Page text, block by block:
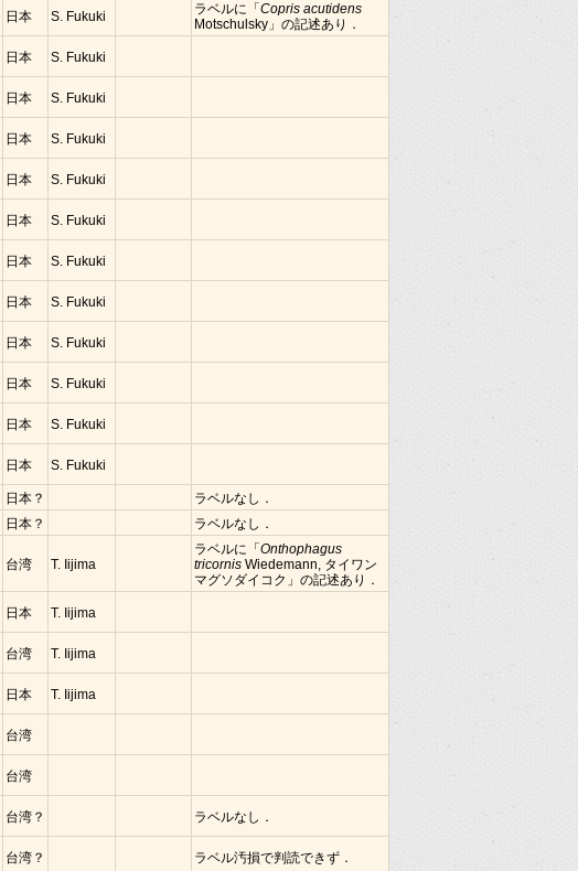
日本 S. Fukuki ラベルに「 Copris acutidens
Motschulsky」の記述あり．
日本 S. Fukuki
日本 S. Fukuki
日本 S. Fukuki
日本 S. Fukuki
日本 S. Fukuki
日本 S. Fukuki
日本 S. Fukuki
日本 S. Fukuki
日本 S. Fukuki
日本 S. Fukuki
日本 S. Fukuki
日本？
ラベルなし．
日本？ ラベルなし．
台湾 T. Iijima
ラベルに「 Onthophagus
tricornis Wiedemann, タイワン
マグソダイコク」の記述あり．
日本 T. Iijima
台湾 T. Iijima
日本 T. Iijima
台湾
台湾
台湾？ ラベルなし．
台湾？ ラベル汚損で判読できず．